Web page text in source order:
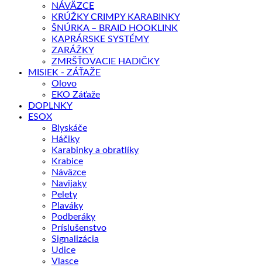
NÁVÄZCE
KRÚŽKY CRIMPY KARABINKY
ŠNÚRKA – BRAID HOOKLINK
KAPRÁRSKE SYSTÉMY
ZARÁŽKY
ZMRŠŤOVACIE HADIČKY
MISIEK - ZÁŤAŽE
Olovo
EKO Záťaže
DOPLNKY
ESOX
Blyskáče
Háčiky
Karabinky a obratlíky
Krabice
Náväzce
Navijaky
Pelety
Plaváky
Podberáky
Príslušenstvo
Signalizácia
Udice
Vlasce